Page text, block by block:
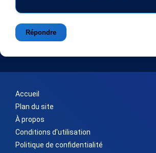
Répondre
Accueil
Plan du site
À propos
Conditions d'utilisation
Politique de confidentialité